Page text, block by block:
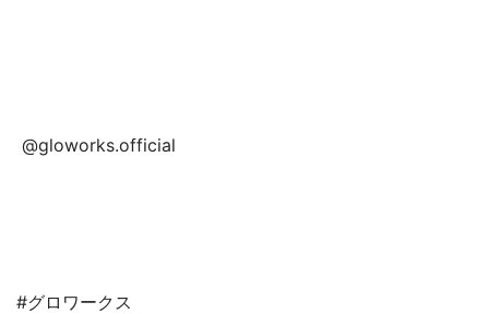
⁡ @gloworks.official
#グロワークス